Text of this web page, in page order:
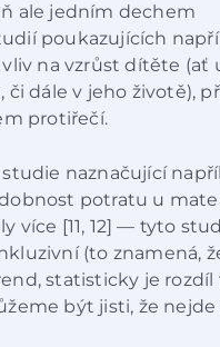
ale jedním dechem
poukazujících
na vzrůst dítěte (ať
dále v jeho životě),
protiřečí.
naznačující
potratu u
více [11, 12] — tyto
(to znamená,
statisticky je rozdíl
být jisti, že nejde